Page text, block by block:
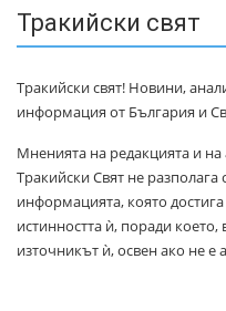
Тракийски свят
Тракийски свят! Новини,
информация от България и
Мненията на редакцията и на
Тракийски Свят не разполага
информацията, която
истинността ѝ, поради което,
източникът ѝ, освен ако не е